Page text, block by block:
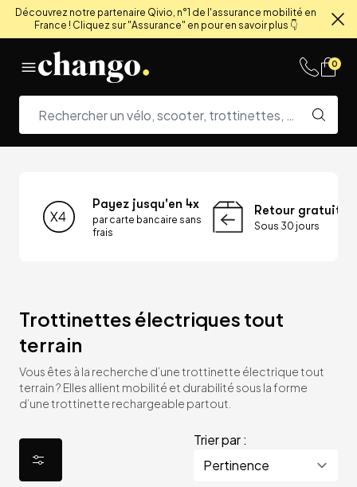
Découvrez notre partenaire Qivio, n°1 de l'assurance mobilité en
France ! Cliquez sur "Assurance" en pour en savoir plus 👇
0
Payez jusqu'en 4x
par carte bancaire sans
frais
Retour gratuit
Sous 30 jours
Trottinettes électriques tout
terrain
Vous êtes à la recherche d’une trottinette électrique tout
terrain ? Elles allient mobilité et durabilité sous la forme
d’une trottinette rechargeable partout.
Trier par :